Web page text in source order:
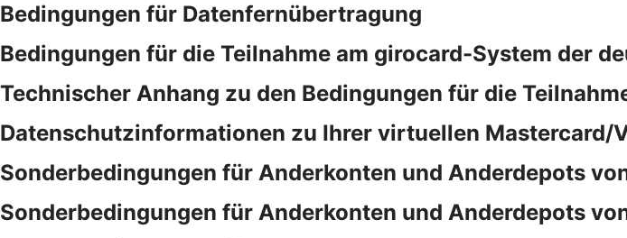
Bedingungen für Datenfernübertragung
Bedingungen für die Teilnahme am girocard-System der
Technischer Anhang zu den Bedingungen für die
Datenschutzinformationen zu Ihrer virtuellen Mastercard/
Sonderbedingungen für Anderkonten und Anderdepots
Sonderbedingungen für Anderkonten und Anderdepots